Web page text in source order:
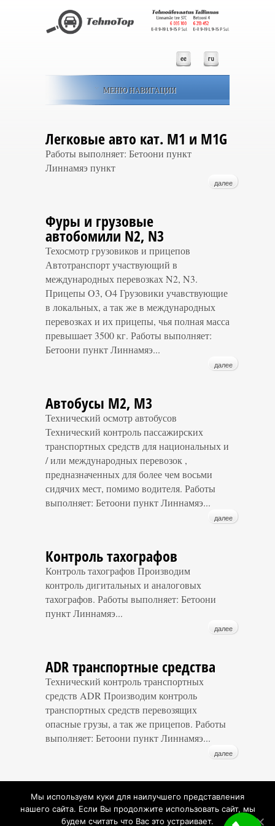
МЕНЮ НАВИГАЦИИ
Легковые авто кат. M1 и M1G
Работы выполняет: Бетоони пункт
Линнамяэ пункт
далее
Фуры и грузовые
автобомили N2, N3
Техосмотр грузовиков и прицепов
Автотранспорт участвующий в
международных перевозках N2, N3.
Прицепы O3, O4 Грузовики учавствующие
в локальных, а так же в международных
перевозках и их прицепы, чья полная масса
превышает 3500 кг. Работы выполняет:
Бетоони пункт Линнамяэ...
далее
Автобусы M2, M3
Технический осмотр автобусов
Технический контроль пассажирских
транспортных средств для национальных и
/ или международных перевозок ,
предназначенных для более чем восьми
сидячих мест, помимо водителя. Работы
выполняет: Бетоони пункт Линнамяэ...
далее
Контроль тахографов
Контроль тахографов Производим
контроль дигитальных и аналоговых
тахографов. Работы выполняет: Бетоони
пункт Линнамяэ...
далее
ADR транспортные средства
Технический контроль транспортных
средств ADR Производим контроль
транспортных средств перевозящих
опасные грузы, а так же прицепов. Работы
выполняет: Бетоони пункт Линнамяэ...
далее
Мы используем куки для наилучшего представления
нашего сайта. Если Вы продолжите использовать сайт, мы
будем считать что Вас это устраивает.